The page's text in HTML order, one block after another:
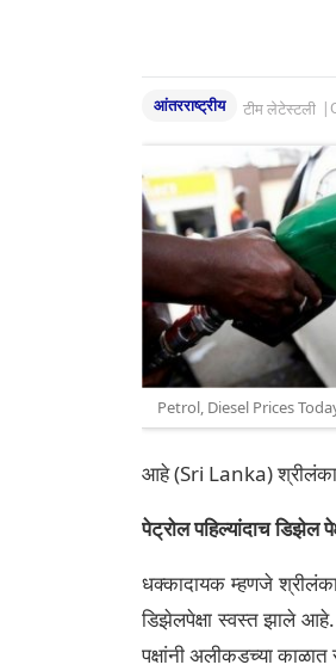
आंतरराष्ट्रीय टीम लेटेस्टली |
Petrol, Diesel Prices
आहे (Sri Lanka)
पेट्रोल पहिल्यांदाच डिझेल
धक्कादायक म्हणजे श्रीलंका
डिझेलपेक्षा स्वस्त झाले आहे.
पक्षांनी अलीकडच्या